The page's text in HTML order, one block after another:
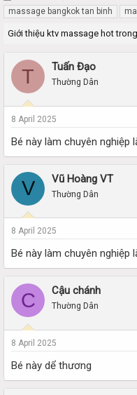
h
r
e
s
t
r
t
r
t
a
r
d
a
t
massage bangkok tan binh
Giới thiệu ktv massage hot
T Tuấn Đạo
Thường Dân
8 April 2025
Bé này làm chuyên nghiệp
V Vũ Hoàng VT
Thường Dân
8 April 2025
Bé này làm chuyên nghiệp
C Cậu chánh
Thường Dân
8 April 2025
Bé này dể thương